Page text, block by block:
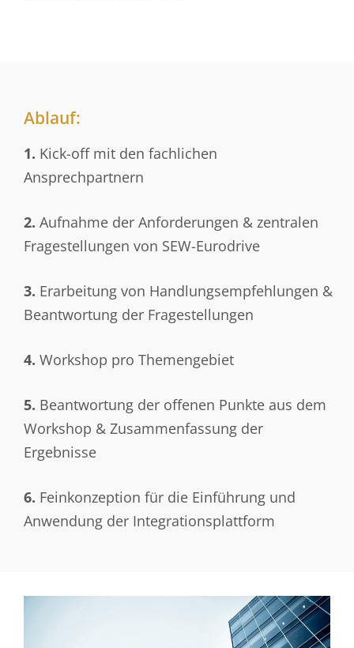
Ablauf:
1. Kick-off mit den fachlichen
Ansprechpartnern
2. Aufnahme der Anforderungen & zentralen
Fragestellungen von SEW-Eurodrive
3. Erarbeitung von Handlungsempfehlungen &
Beantwortung der Fragestellungen
4. Workshop pro Themengebiet
5. Beantwortung der offenen Punkte aus dem
Workshop & Zusammenfassung der
Ergebnisse
6. Feinkonzeption für die Einführung und
Anwendung der Integrationsplattform